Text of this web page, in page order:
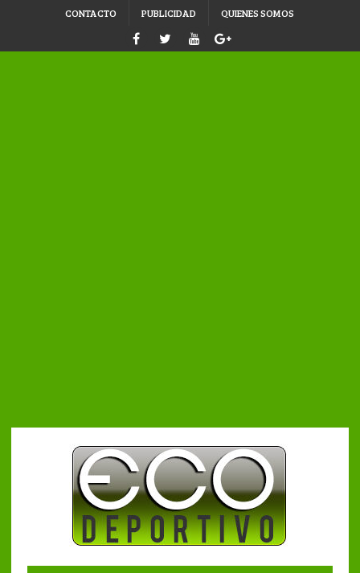
CONTACTO PUBLICIDAD QUIENES SOMOS